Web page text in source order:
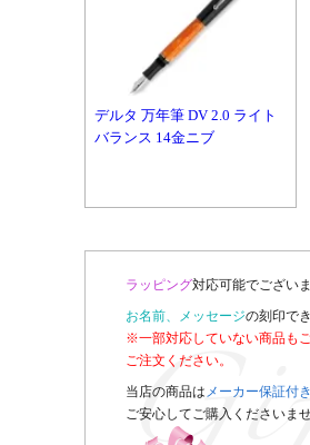
デルタ 万年筆 DV 2.0 ライト
バランス 14金ニブ
ラッピング対応可能でござい
お名前、メッセージの刻印で
※一部対応していない商品も
ご注文ください。
当店の商品は メーカー保証付
ご安心してご購入くださいま